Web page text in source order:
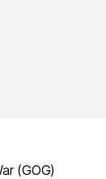
(GOG)